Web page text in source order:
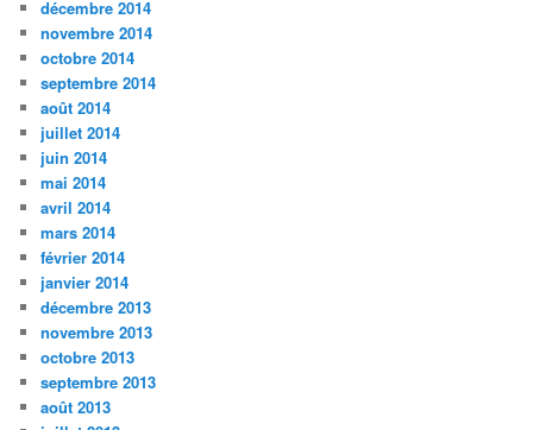
décembre 2014
novembre 2014
octobre 2014
septembre 2014
août 2014
juillet 2014
juin 2014
mai 2014
avril 2014
mars 2014
février 2014
janvier 2014
décembre 2013
novembre 2013
octobre 2013
septembre 2013
août 2013